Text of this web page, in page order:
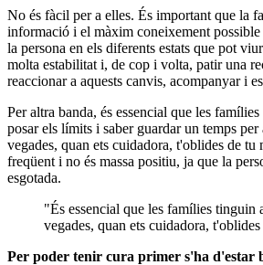
No és fàcil per a elles. És important que la
informació i el màxim coneixement
la persona en els diferents estats que pot
molta estabilitat i, de cop i volta, patir una
reaccionar a aquests canvis, acompanyar i
Per altra banda, és essencial que les
posar els límits i saber guardar un temps
vegades, quan ets cuidadora, t'oblides de tu
freqüent i no és massa positiu, ja que la
esgotada.
"És essencial que les famílies tinguin
vegades, quan ets cuidadora,
Per poder tenir cura primer s'ha d'estar